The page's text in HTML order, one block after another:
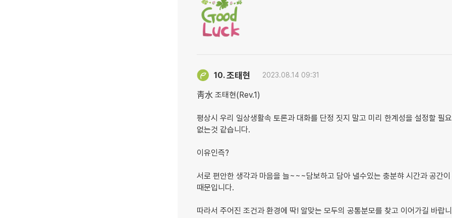
10.조태현 2023.08.14 09:31
靑水 조태현(Rev.1)
평상시 우리 일상생활속 토론과 대화를 단정 짓지 말고 미리 한계성을 설정할 필
없는것 같습니다.
이유인즉?
서로 편안한 생각과 마음을 늘~~~담보하고 담아 낼수있는 충분햐 시간과 공간이
때문입니다.
따라서 주어진 조건과 환경에 딱! 알맞는 모두의 공통분모를 찾고 이어가길 바랍